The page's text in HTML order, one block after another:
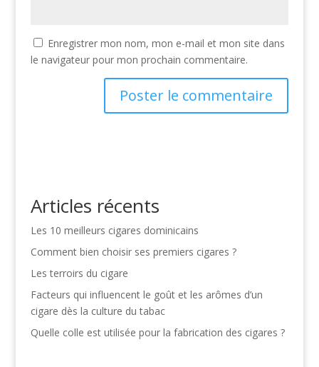
Enregistrer mon nom, mon e-mail et mon site dans
le navigateur pour mon prochain commentaire.
Articles récents
Les 10 meilleurs cigares dominicains
Comment bien choisir ses premiers cigares ?
Les terroirs du cigare
Facteurs qui influencent le goût et les arômes d’un
cigare dès la culture du tabac
Quelle colle est utilisée pour la fabrication des cigares ?